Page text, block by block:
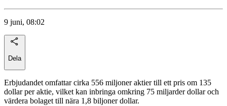
9 juni, 08:02
Dela
Erbjudandet omfattar cirka 556 miljoner aktier till ett pris om 135
dollar per aktie, vilket kan inbringa omkring 75 miljarder dollar och
värdera bolaget till nära 1,8 biljoner dollar.